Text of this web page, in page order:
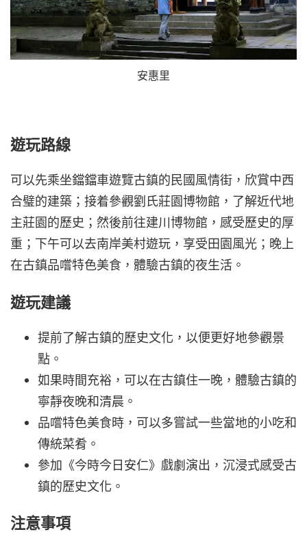
安惠里
遊玩路線
可以先乘坐鐺鐺車遊覽古鎮的民國風情街，欣賞中西
合璧的建築；接着參觀劉氏莊園博物館，了解近代地
主莊園的歷史；然後前往建川博物館，感受歷史的厚
重；下午可以去南岸美村遊玩，享受田園風光；晚上
在古鎮品嚐特色美食，體驗古鎮的夜生活。
遊玩建議
提前了解古鎮的歷史文化，以便更好地參觀景
點。
如果時間充裕，可以在古鎮住一晚，體驗古鎮的
寧靜夜晚和清晨。
品嚐特色美食時，可以多嘗試一些當地的小吃和
傳統菜肴。
參加《今時今日安仁》戲劇演出，沉浸式感受古
鎮的歷史文化。
注意事項